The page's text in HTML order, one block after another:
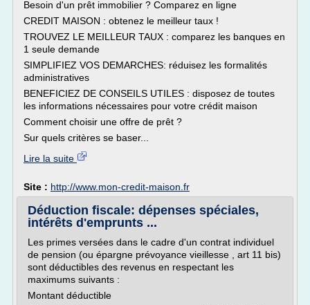
Besoin d'un prêt immobilier ? Comparez en ligne
CREDIT MAISON : obtenez le meilleur taux !
TROUVEZ LE MEILLEUR TAUX : comparez les banques en
1 seule demande
SIMPLIFIEZ VOS DEMARCHES: réduisez les formalités
administratives
BENEFICIEZ DE CONSEILS UTILES : disposez de toutes
les informations nécessaires pour votre crédit maison
Comment choisir une offre de prêt ?
Sur quels critères se baser...
Lire la suite
Site : http://www.mon-credit-maison.fr
Déduction fiscale: dépenses spéciales,
intérêts d'emprunts ...
Les primes versées dans le cadre d'un contrat individuel
de pension (ou épargne prévoyance vieillesse , art 11 bis)
sont déductibles des revenus en respectant les
maximums suivants :
Montant déductible